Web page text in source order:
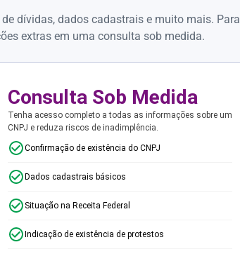
dívidas, dados cadastrais e muito mais. Para
extras em uma consulta sob medida.
Consulta Sob Medida
Tenha acesso completo a todas as informações sobre um
CNPJ e reduza riscos de inadimplência.
Confirmação de existência do CNPJ
Dados cadastrais básicos
Situação na Receita Federal
Indicação de existência de protestos